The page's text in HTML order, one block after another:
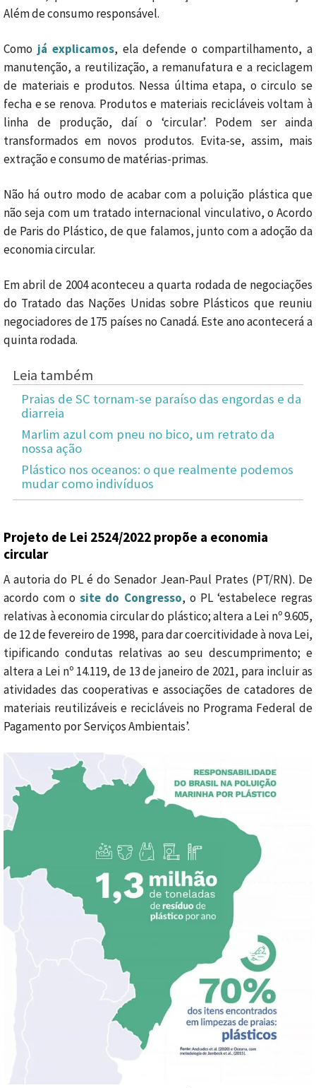
Além de consumo responsável.
Como já explicamos, ela defende o compartilhamento, a
manutenção, a reutilização, a remanufatura e a reciclagem
de materiais e produtos. Nessa última etapa, o circulo se
fecha e se renova. Produtos e materiais recicláveis voltam à
linha de produção, daí o ‘circular’. Podem ser ainda
transformados em novos produtos. Evita-se, assim, mais
extração e consumo de matérias-primas.
Não há outro modo de acabar com a poluição plástica que
não seja com um tratado internacional vinculativo, o Acordo
de Paris do Plástico, de que falamos, junto com a adoção da
economia circular.
Em abril de 2004 aconteceu a quarta rodada de negociações
do Tratado das Nações Unidas sobre Plásticos que reuniu
negociadores de 175 países no Canadá. Este ano acontecerá a
quinta rodada.
Leia também
Praias de SC tornam-se paraíso das engordas e da
diarreia
Marlim azul com pneu no bico, um retrato da
nossa ação
Plástico nos oceanos: o que realmente podemos
mudar como indivíduos
Projeto de Lei 2524/2022 propõe a economia
circular
A autoria do PL é do Senador Jean-Paul Prates (PT/RN). De
acordo com osite do Congresso, o PL ‘estabelece regras
relativas à economia circular do plástico; altera a Lei nº 9.605,
de 12 de fevereiro de 1998, para dar coercitividade à nova Lei,
tipificando condutas relativas ao seu descumprimento; e
altera a Lei nº 14.119, de 13 de janeiro de 2021, para incluir as
atividades das cooperativas e associações de catadores de
materiais reutilizáveis e recicláveis no Programa Federal de
Pagamento por Serviços Ambientais’.